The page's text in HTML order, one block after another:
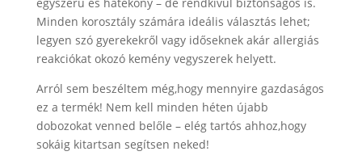
Minden korosztály számára ideális választás lehet;
legyen szó gyerekekről vagy időseknek akár allergiás
reakciókat okozó kemény vegyszerek helyett.
Arról sem beszéltem még,hogy mennyire gazdaságos
ez a termék! Nem kell minden héten újabb
dobozokat venned belőle – elég tartós ahhoz,hogy
sokáig kitartsan segítsen neked!